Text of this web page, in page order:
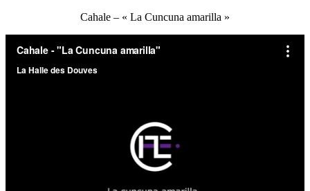
Cahale – « La Cuncuna amarilla »